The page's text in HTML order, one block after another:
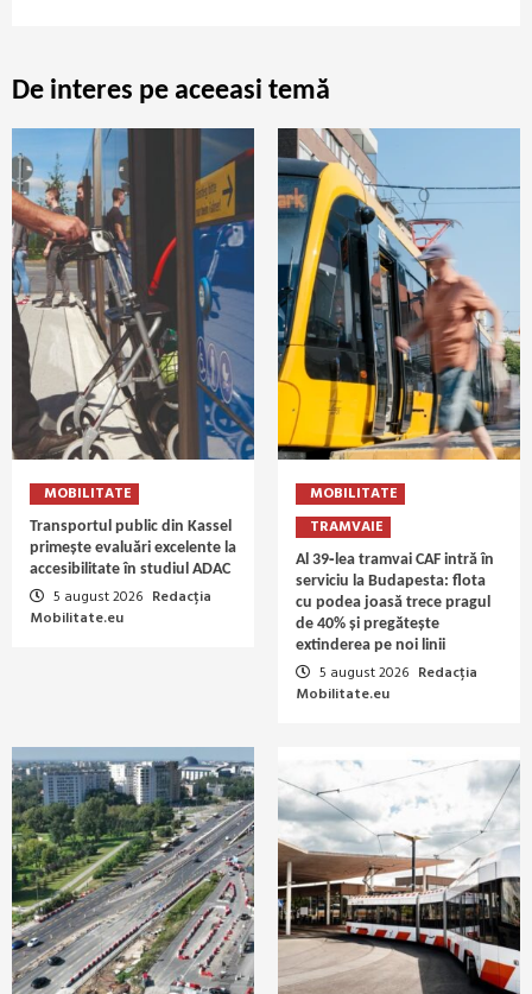
De interes pe aceeasi temă
MOBILITATE
Transportul public din Kassel
primește evaluări excelente la
accesibilitate în studiul ADAC
5 august 2026 Redacția
Mobilitate.eu
MOBILITATE
TRAMVAIE
Al 39‑lea tramvai CAF intră în
serviciu la Budapesta: flota
cu podea joasă trece pragul
de 40% și pregătește
extinderea pe noi linii
5 august 2026 Redacția
Mobilitate.eu